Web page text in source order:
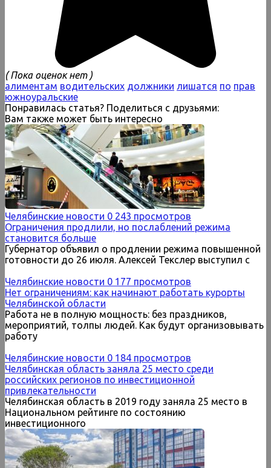
( Пока оценок нет )
алиментам водительских должники лишатся по прав
южноуральские
Понравилась статья? Поделиться с друзьями:
Вам также может быть интересно
Челябинские новости 0 243 просмотров
Ограничения продлили, но послаблений режима
становится больше
Губернатор объявил о продлении режима повышенной
готовности до 26 июля. Алексей Текслер выступил с
Челябинские новости 0 177 просмотров
Нет ограничениям: как начинают работать курорты
Челябинской области
Работа не в полную мощность: без праздников,
мероприятий, толпы людей. Как будут организовывать
работу
Челябинские новости 0 184 просмотров
Челябинская область заняла 25 место среди
российских регионов по инвестиционной
привлекательности
Челябинская область в 2019 году заняла 25 место в
Национальном рейтинге по состоянию
инвестиционного